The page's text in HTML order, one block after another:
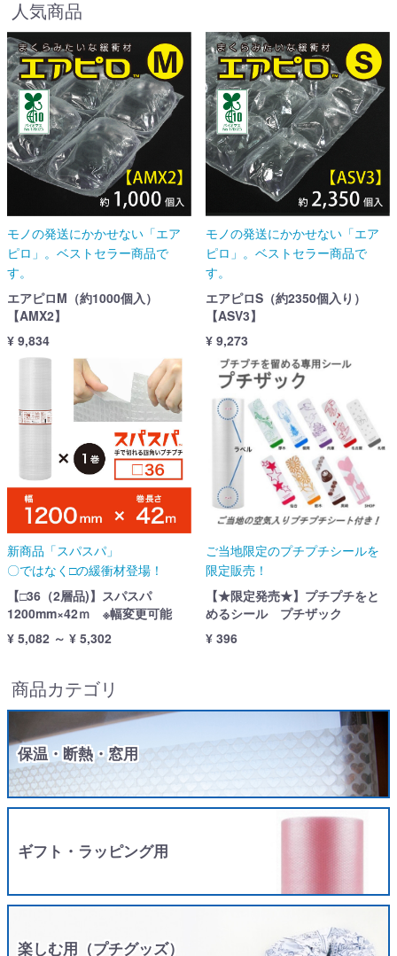
人気商品
モノの発送にかかせない「エア
ピロ」。ベストセラー商品で
す。
エアピロM（約1000個入）
【AMX2】
¥ 9,834
モノの発送にかかせない「エア
ピロ」。ベストセラー商品で
す。
エアピロS（約2350個入り）
【ASV3】
¥ 9,273
新商品「スパスパ」
〇ではなく□の緩衝材登場！
【□36（2層品)】スパスパ
1200mm×42ｍ ※幅変更可能
¥ 5,082 ～ ¥ 5,302
ご当地限定のプチプチシールを
限定販売！
【★限定発売★】プチプチをと
めるシール プチザック
¥ 396
商品カテゴリ
保温・断熱・窓用
ギフト・ラッピング用
楽しむ用（プチグッズ）